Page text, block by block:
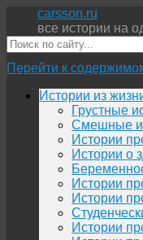
carsson.ru
все истории на
Перейти к
Истории из
Грустные
Смешные
Истории
Истории о
Истории
Истории
Истории